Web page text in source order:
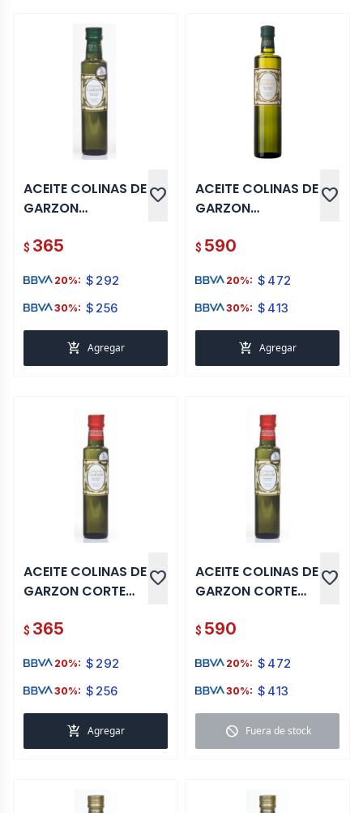
ACEITE COLINAS DE
GARZON
favorite
$ 365
20%: $ 292
30%: $ 256
add_shopping_cart Agregar
ACEITE COLINAS DE
GARZON
favorite
$ 590
20%: $ 472
30%: $ 413
add_shopping_cart Agregar
ACEITE COLINAS DE
GARZON CORTE
favorite
$ 365
20%: $ 292
30%: $ 256
add_shopping_cart Agregar
ACEITE COLINAS DE
GARZON CORTE
favorite
$ 590
20%: $ 472
30%: $ 413
block Fuera de stock